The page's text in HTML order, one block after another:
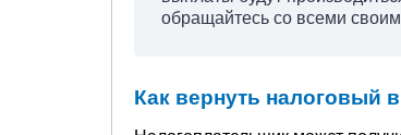
обращайтесь со всеми
Как вернуть налоговый